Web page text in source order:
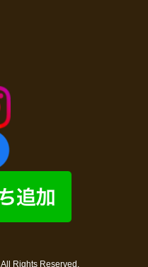
All Rights Reserved.